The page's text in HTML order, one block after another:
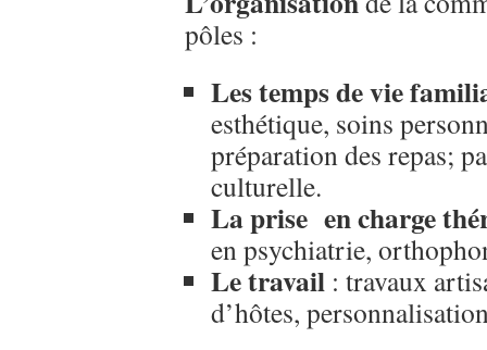
pôles :
Les temps de vie
esthétique, soins
préparation des repas;
culturelle.
La prise en charge
en psychiatrie,
Le travail : travaux
d’hôtes,